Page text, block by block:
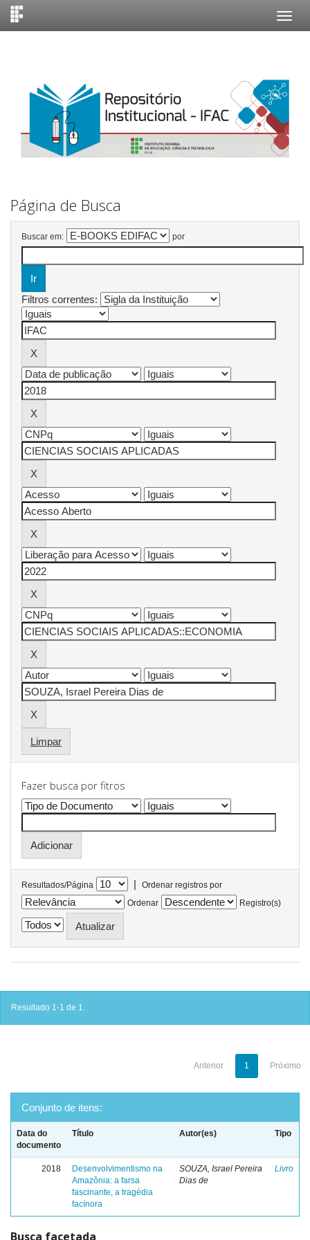
Página de Busca
Buscar em: por
Filtros correntes:
Limpar
Fazer busca por fitros
Resultados/Página |
Ordenar registros por
Ordenar
Registro(s)
Resultado 1-1 de 1.
Anterior 1 Próximo
Conjunto de itens:
Data do
documento
Título Autor(es) Tipo
2018
Desenvolvimentismo na
Amazônia: a farsa
fascinante, a tragédia
facínora
SOUZA, Israel Pereira
Dias de
Livro
Busca facetada